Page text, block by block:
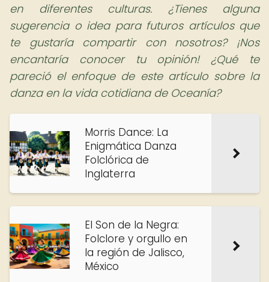
en diferentes culturas. ¿Tienes alguna
sugerencia o idea para futuros artículos que
te gustaría compartir con nosotros? ¡Nos
encantaría conocer tu opinión! ¿Qué te
pareció el enfoque de este artículo sobre la
danza en la vida cotidiana de Oceanía?
Morris Dance: La
Enigmática Danza
Folclórica de
Inglaterra
El Son de la Negra:
Folclore y orgullo en
la región de Jalisco,
México